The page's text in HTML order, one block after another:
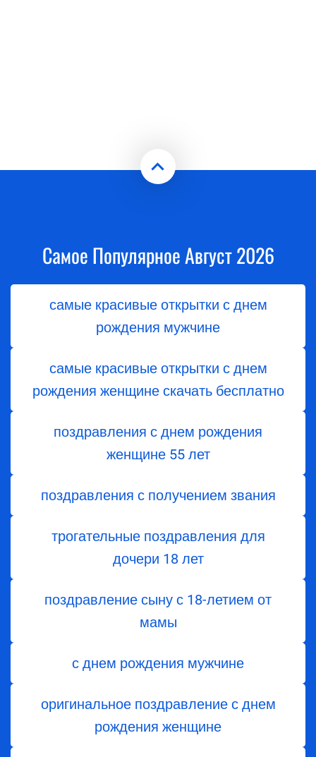
Самое Популярное Август 2026
самые красивые открытки с днем
рождения мужчине
самые красивые открытки с днем
рождения женщине скачать бесплатно
поздравления с днем ​​рождения
женщине 55 лет
поздравления с получением звания
трогательные поздравления для
дочери 18 лет
поздравление сыну с 18-летием от
мамы
с днем рождения мужчине
оригинальное поздравление с днем
рождения женщине